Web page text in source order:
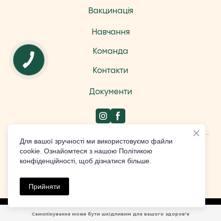
Вакцинація
Навчання
Команда
Контакти
Документи
Design by Studio Weblium
Для вашої зручності ми використовуємо файли
cookie. Ознайомтеся з нашою Політикою
конфіденційності, щоб дізнатися більше.
Прийняти
Самолікування може бути шкідливим для вашого здоров'я
Made with